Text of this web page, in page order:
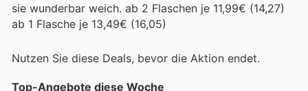
sie wunderbar weich. ab 2 Flaschen je 11,99€ (14,27)
ab 1 Flasche je 13,49€ (16,05)
Nutzen Sie diese Deals, bevor die Aktion endet.
Top-Angebote diese Woche